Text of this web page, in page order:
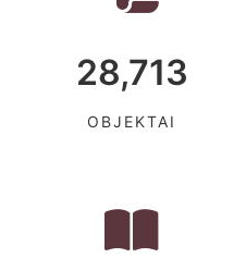
28,713
OBJEKTAI